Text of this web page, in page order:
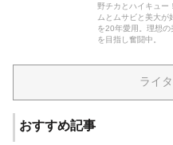
野チカとハイキュー
ムとムサビと美大が
を20年愛用。理想
を目指し奮闘中。
ライ
おすすめ記事